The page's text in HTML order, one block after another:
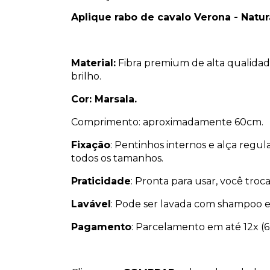
Aplique rabo de cavalo Verona -
Material: Fibra premium de alta
brilho.
Cor: Marsala.
Comprimento: aproximadamente 60cm.
Fixação: Pentinhos internos e alça
todos os tamanhos.
Praticidade: Pronta para usar, você
Lavável: Pode ser lavada com
Pagamento: Parcelamento em até 12x